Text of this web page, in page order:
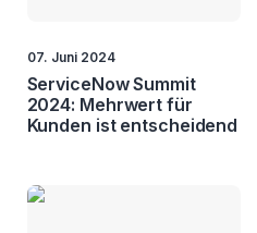
07. Juni 2024
ServiceNow Summit
2024: Mehrwert für
Kunden ist entscheidend